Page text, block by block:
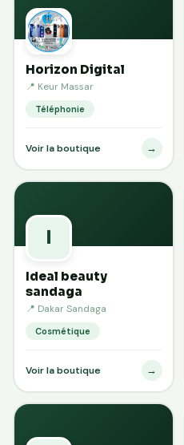
Horizon Digital
📍 Keur Massar
Téléphonie
Voir la boutique →
Ideal beauty
sandaga
📍 Dakar Sandaga
Cosmétique
Voir la boutique →